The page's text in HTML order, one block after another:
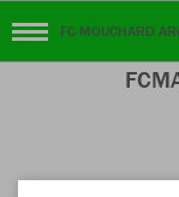
FC MOUCHARD